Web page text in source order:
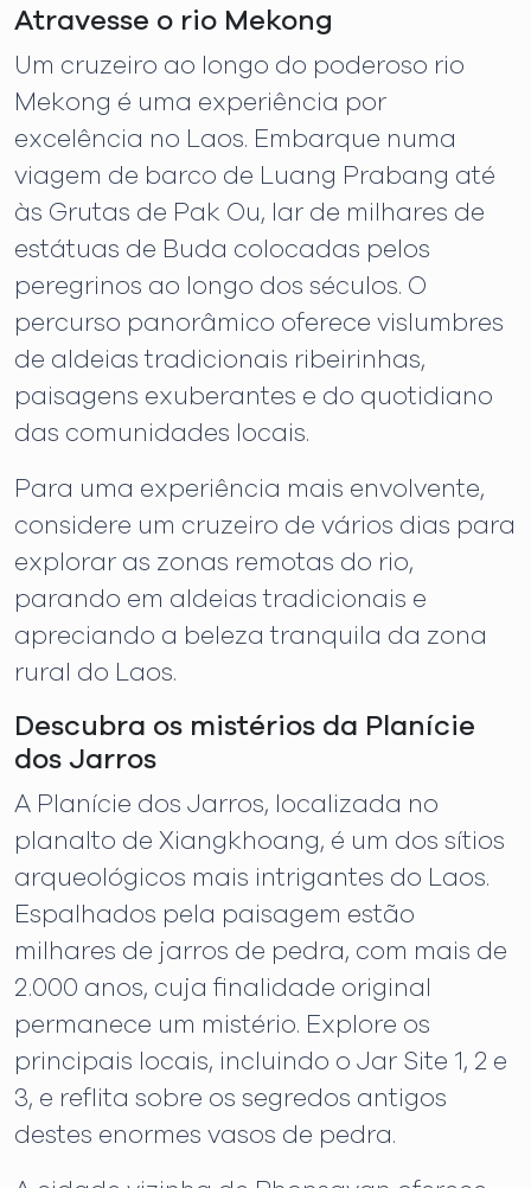
Atravesse o rio Mekong
Um cruzeiro ao longo do poderoso rio
Mekong é uma experiência por
excelência no Laos. Embarque numa
viagem de barco de Luang Prabang até
às Grutas de Pak Ou, lar de milhares de
estátuas de Buda colocadas pelos
peregrinos ao longo dos séculos. O
percurso panorâmico oferece vislumbres
de aldeias tradicionais ribeirinhas,
paisagens exuberantes e do quotidiano
das comunidades locais.
Para uma experiência mais envolvente,
considere um cruzeiro de vários dias para
explorar as zonas remotas do rio,
parando em aldeias tradicionais e
apreciando a beleza tranquila da zona
rural do Laos.
Descubra os mistérios da Planície
dos Jarros
A Planície dos Jarros, localizada no
planalto de Xiangkhoang, é um dos sítios
arqueológicos mais intrigantes do Laos.
Espalhados pela paisagem estão
milhares de jarros de pedra, com mais de
2.000 anos, cuja finalidade original
permanece um mistério. Explore os
principais locais, incluindo o Jar Site 1, 2 e
3, e reflita sobre os segredos antigos
destes enormes vasos de pedra.